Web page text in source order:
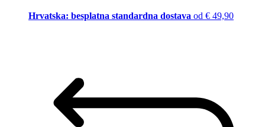
Hrvatska: besplatna standardna dostava od € 49,90